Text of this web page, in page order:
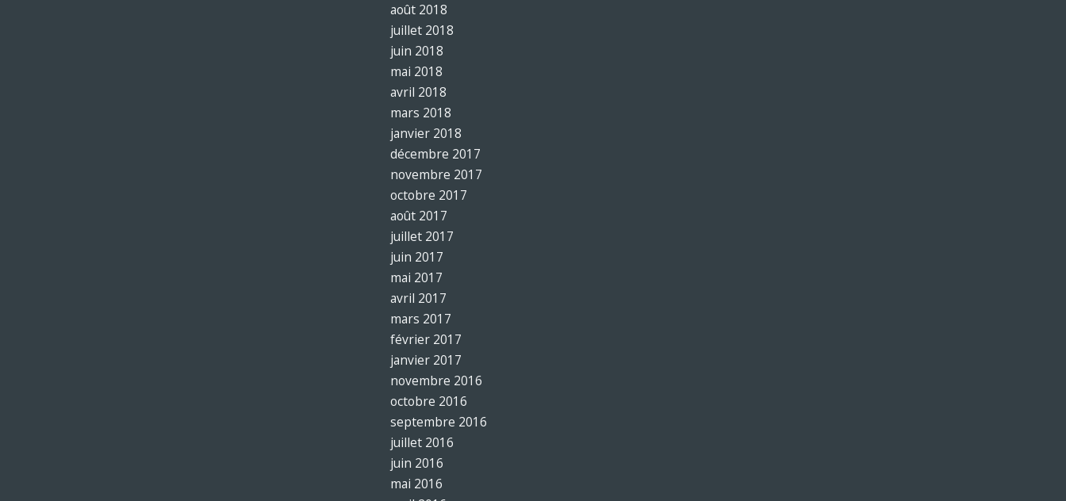
août 2018
juillet 2018
juin 2018
mai 2018
avril 2018
mars 2018
janvier 2018
décembre 2017
novembre 2017
octobre 2017
août 2017
juillet 2017
juin 2017
mai 2017
avril 2017
mars 2017
février 2017
janvier 2017
novembre 2016
octobre 2016
septembre 2016
juillet 2016
juin 2016
mai 2016